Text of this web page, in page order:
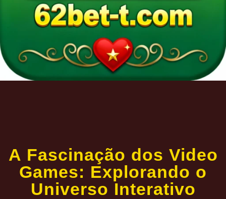
A Fascinação dos Video
Games: Explorando o
Universo Interativo